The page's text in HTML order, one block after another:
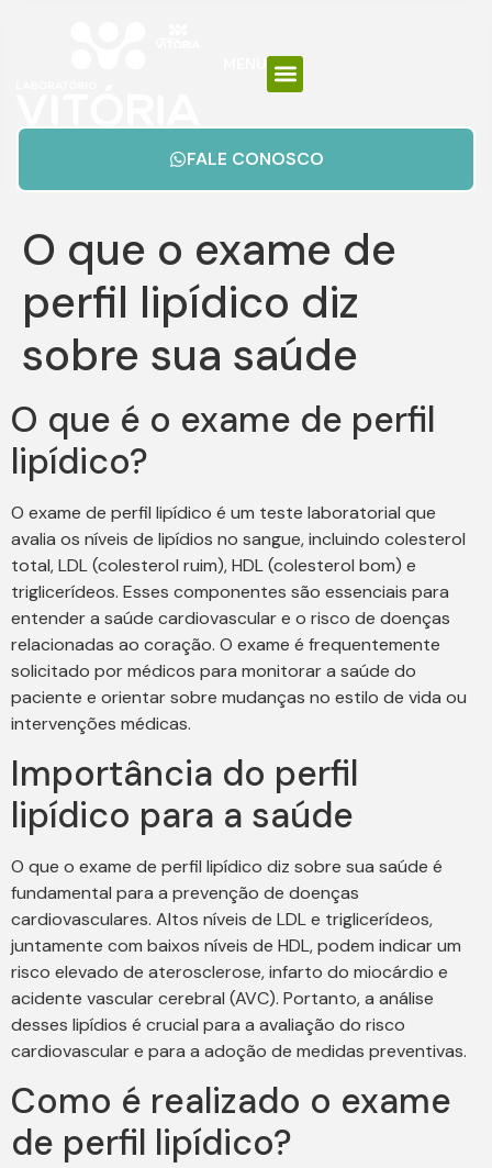
MENU
FALE CONOSCO
O que o exame de
perfil lipídico diz
sobre sua saúde
O que é o exame de perfil
lipídico?
O exame de perfil lipídico é um teste laboratorial que
avalia os níveis de lipídios no sangue, incluindo colesterol
total, LDL (colesterol ruim), HDL (colesterol bom) e
triglicerídeos. Esses componentes são essenciais para
entender a saúde cardiovascular e o risco de doenças
relacionadas ao coração. O exame é frequentemente
solicitado por médicos para monitorar a saúde do
paciente e orientar sobre mudanças no estilo de vida ou
intervenções médicas.
Importância do perfil
lipídico para a saúde
O que o exame de perfil lipídico diz sobre sua saúde é
fundamental para a prevenção de doenças
cardiovasculares. Altos níveis de LDL e triglicerídeos,
juntamente com baixos níveis de HDL, podem indicar um
risco elevado de aterosclerose, infarto do miocárdio e
acidente vascular cerebral (AVC). Portanto, a análise
desses lipídios é crucial para a avaliação do risco
cardiovascular e para a adoção de medidas preventivas.
Como é realizado o exame
de perfil lipídico?